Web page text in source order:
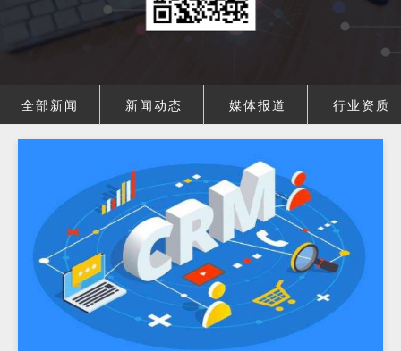
全部新闻 新闻动态 媒体报道 行业资质